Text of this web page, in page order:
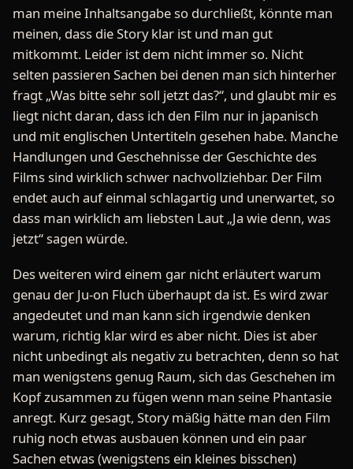
man meine Inhaltsangabe so durchließt, könnte man
meinen, dass die Story klar ist und man gut
mitkommt. Leider ist dem nicht immer so. Nicht
selten passieren Sachen bei denen man sich hinterher
fragt „Was bitte sehr soll jetzt das?“, und glaubt mir es
liegt nicht daran, dass ich den Film nur in japanisch
und mit englischen Untertiteln gesehen habe. Manche
Handlungen und Geschehnisse der Geschichte des
Films sind wirklich schwer nachvollziehbar. Der Film
endet auch auf einmal schlagartig und unerwartet, so
dass man wirklich am liebsten Laut „Ja wie denn, was
jetzt“ sagen würde.
Des weiteren wird einem gar nicht erläutert warum
genau der Ju-on Fluch überhaupt da ist. Es wird zwar
angedeutet und man kann sich irgendwie denken
warum, richtig klar wird es aber nicht. Dies ist aber
nicht unbedingt als negativ zu betrachten, denn so hat
man wenigstens genug Raum, sich das Geschehen im
Kopf zusammen zu fügen wenn man seine Phantasie
anregt. Kurz gesagt, Story mäßig hätte man den Film
ruhig noch etwas ausbauen können und ein paar
Sachen etwas (wenigstens ein kleines bisschen)